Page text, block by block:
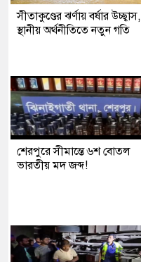
সীতাকুণ্ডের ঝর্ণায় বর্ষার উচ্ছ্বাস,
স্থানীয় অর্থনীতিতে নতুন গতি
শেরপুরে সীমান্তে ৬শ বোতল
ভারতীয় মদ জব্দ!